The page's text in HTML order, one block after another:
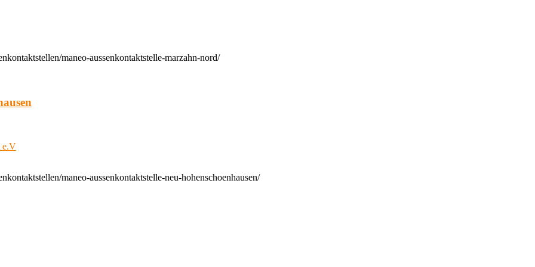
maneo-aussenkontaktstelle-marzahn-nord/
e.V
maneo-aussenkontaktstelle-neu-hohenschoenhausen/